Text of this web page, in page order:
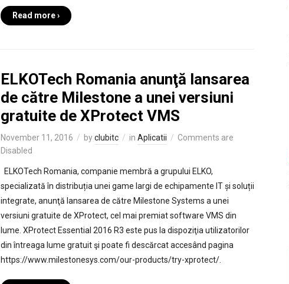
Read more ›
ELKOTech Romania anunţă lansarea
de către Milestone a unei versiuni
gratuite de XProtect VMS
November 11, 2016 byclubitc in Aplicatii
Comments are
Disabled
ELKOTech Romania, companie membră a grupului ELKO,
specializată în distribuția unei game largi de echipamente IT și soluții
integrate, anunţă lansarea de către Milestone Systems a unei
versiuni gratuite de XProtect, cel mai premiat software VMS din
lume. XProtect Essential 2016 R3 este pus la dispoziţia utilizatorilor
din întreaga lume gratuit şi poate fi descărcat accesând pagina
https://www.milestonesys.com/our-products/try-xprotect/.